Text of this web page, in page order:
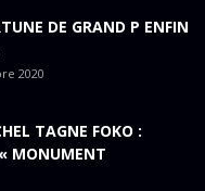
DE GRAND P ENFIN
2020
TAGNE FOKO :
MONUMENT